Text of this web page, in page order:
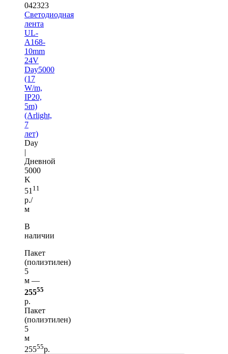
042323
Светодиодная
лента
UL-
A168-
10mm
24V
Day5000
(17
W/m,
IP20,
5m)
(Arlight,
7
лет)
Day
|
Дневной
5000
K
51 11
р./
м
В
наличии
Пакет
(полиэтилен)
5
м —
25555
р.
Пакет
(полиэтилен)
5
м
25555р.